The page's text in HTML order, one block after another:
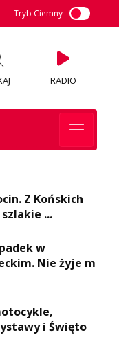
Tryb Ciemny
RADIO
Z Końskich
...
w
Nie żyje m
i Święto